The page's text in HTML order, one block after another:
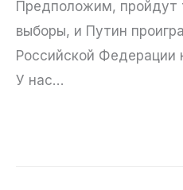
Предположим, пройдут
выборы, и Путин
Российской Федерации
У нас…